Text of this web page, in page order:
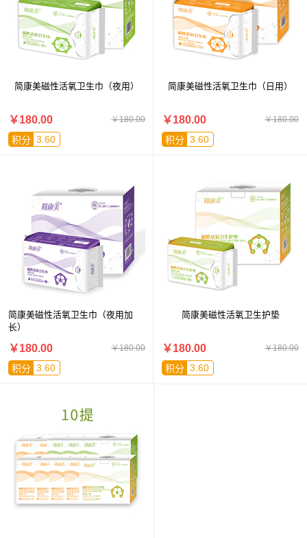
简康美磁性活氧卫生巾（夜用）
￥180.00
￥180.00
积分 3.60
简康美磁性活氧卫生巾（日用）
￥180.00
￥180.00
积分 3.60
简康美磁性活氧卫生巾（夜用加
长）
￥180.00
￥180.00
积分 3.60
简康美磁性活氧卫生护垫
￥180.00
￥180.00
积分 3.60